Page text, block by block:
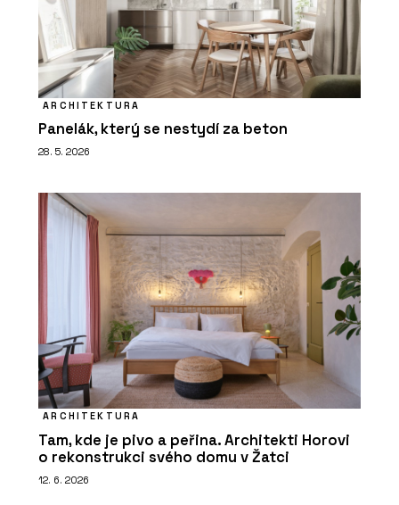
ARCHITEKTURA
Panelák, který se nestydí za beton
28. 5. 2026
ARCHITEKTURA
Tam, kde je pivo a peřina. Architekti Horovi
o rekonstrukci svého domu v Žatci
12. 6. 2026